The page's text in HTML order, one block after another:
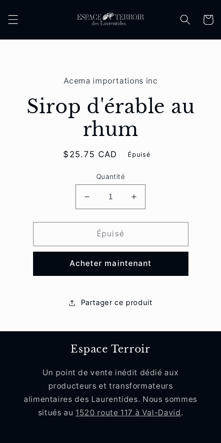
au
Panier
Acema importations inc
Sirop d'érable au
rhum
Prix
$25.75 CAD Épuisé
Quantité
Réduire
la
quantité
Sirop
au
rhum
Augmenter
la
quantité
Sirop
au
rhum
Épuisé
Acheter maintenant
Partager ce produit
Espace Terroir
Un point de vente inédit dédié aux
producteurs et transformateurs
alimentaires des Laurentides. Nous sommes
situés au 1520 route 117 à Val-David.